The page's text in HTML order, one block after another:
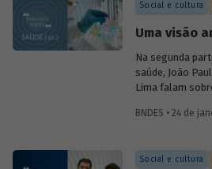
Sustentável, os
Bandeira de
Araújo (CEBDS)
dessa agenda
desafios
Social e cultura
Uma visão
Na segunda
saúde, João
Lima falam
instituições
chamado
BNDES • 24 de
Social e cultura